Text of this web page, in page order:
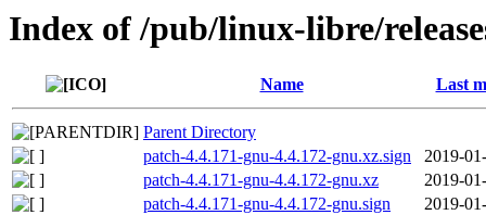
Index of /pub/linux-libre/
Name Last
Parent Directory
patch-4.4.171-gnu-4.4.172-gnu.xz.sign
2019-
patch-4.4.171-gnu-4.4.172-gnu.xz
2019-
patch-4.4.171-gnu-4.4.172-gnu.sign
2019-